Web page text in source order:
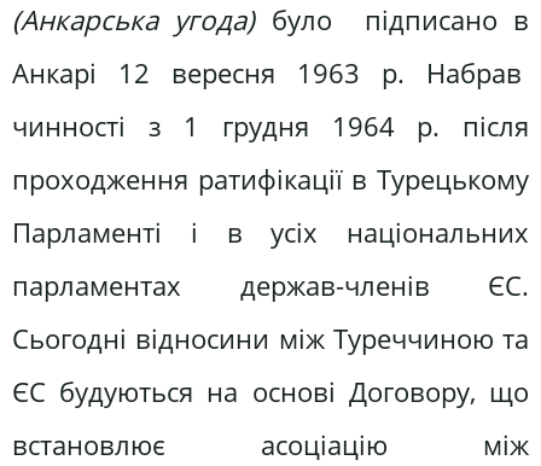
(Анкарська угода) було підписано в
Анкарі 12 вересня 1963 р. Набрав
чинності з 1 грудня 1964 р. після
проходження ратифікації в Турецькому
Парламенті і в усіх національних
парламентах держав-членів ЄС.
Сьогодні відносини між Туреччиною та
ЄС будуються на основі Договору, що
встановлює асоціацію між